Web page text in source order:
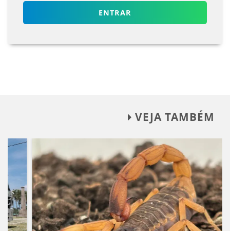
ENTRAR
VEJA TAMBÉM